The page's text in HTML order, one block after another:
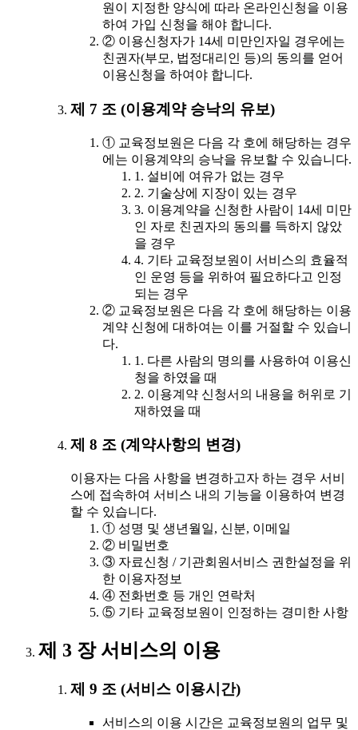
원이 지정한 양식에 따라 온라인신청을 이용
하여 가입 신청을 해야 합니다.
② 이용신청자가 14세 미만인자일 경우에는
친권자(부모, 법정대리인 등)의 동의를 얻어
이용신청을 하여야 합니다.
제 7 조 (이용계약 승낙의 유보)
① 교육정보원은 다음 각 호에 해당하는 경우
에는 이용계약의 승낙을 유보할 수 있습니다.
1. 설비에 여유가 없는 경우
2. 기술상에 지장이 있는 경우
3. 이용계약을 신청한 사람이 14세 미만
인 자로 친권자의 동의를 득하지 않았
을 경우
4. 기타 교육정보원이 서비스의 효율적
인 운영 등을 위하여 필요하다고 인정
되는 경우
② 교육정보원은 다음 각 호에 해당하는 이용
계약 신청에 대하여는 이를 거절할 수 있습니
다.
1. 다른 사람의 명의를 사용하여 이용신
청을 하였을 때
2. 이용계약 신청서의 내용을 허위로 기
재하였을 때
제 8 조 (계약사항의 변경)
이용자는 다음 사항을 변경하고자 하는 경우 서비
스에 접속하여 서비스 내의 기능을 이용하여 변경
할 수 있습니다.
① 성명 및 생년월일, 신분, 이메일
② 비밀번호
③ 자료신청 / 기관회원서비스 권한설정을 위
한 이용자정보
④ 전화번호 등 개인 연락처
⑤ 기타 교육정보원이 인정하는 경미한 사항
제 3 장 서비스의 이용
제 9 조 (서비스 이용시간)
서비스의 이용 시간은 교육정보원의 업무 및